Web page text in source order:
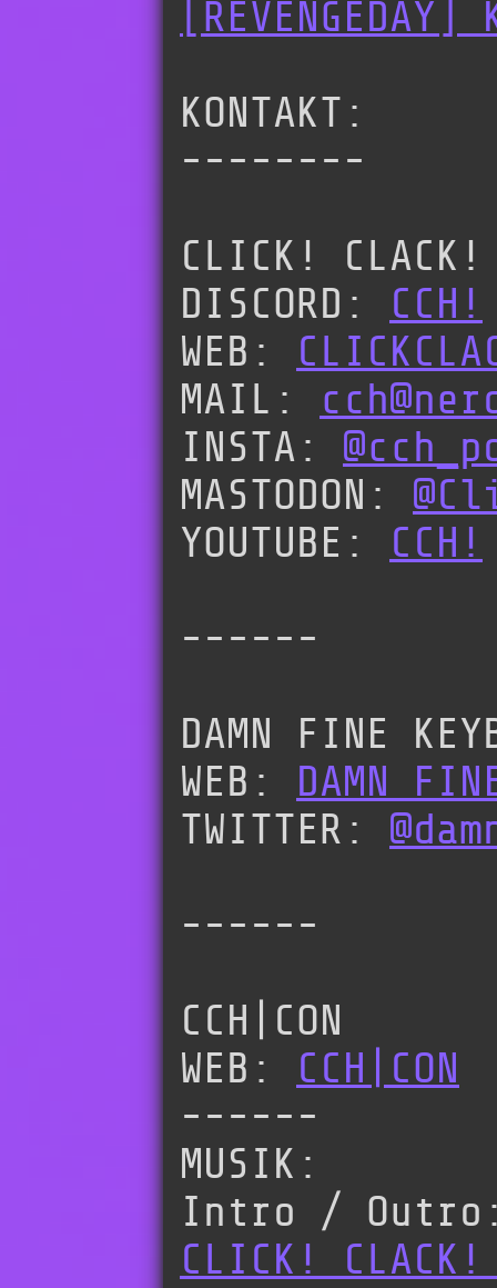
KONTAKT:
--------
CLICK! CLACK!
DISCORD: CCH!
WEB:
MAIL:
INSTA:
MASTODON:
YOUTUBE: CCH!
------
DAMN FINE
WEB: DAMN
TWITTER:
------
CCH|CON
WEB: CCH|CON
------
MUSIK:
Intro /
CLICK! CLACK!